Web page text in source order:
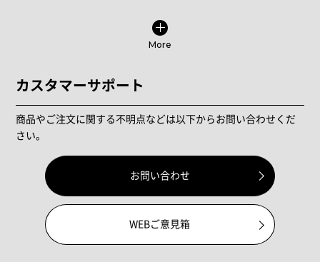
More
カスタマーサポート
商品やご注文に関する不明点などは以下からお問い合わせくだ
さい。
お問い合わせ
WEBご意見箱